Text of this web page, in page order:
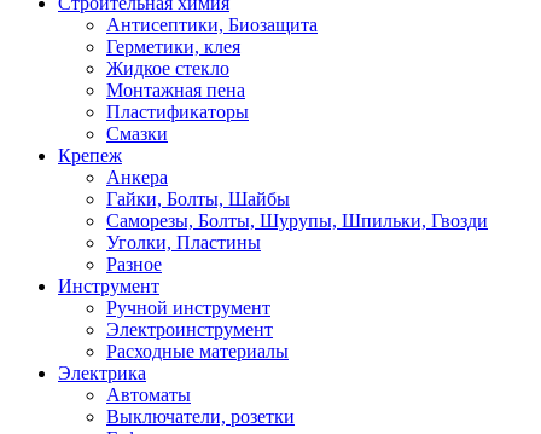
Антисептики, Биозащита
Герметики, клея
Жидкое стекло
Монтажная пена
Пластификаторы
Смазки
Крепеж
Анкера
Гайки, Болты, Шайбы
Саморезы, Болты, Шурупы, Шпильки, Гвозди
Уголки, Пластины
Разное
Инструмент
Ручной инструмент
Электроинструмент
Расходные материалы
Электрика
Автоматы
Выключатели, розетки